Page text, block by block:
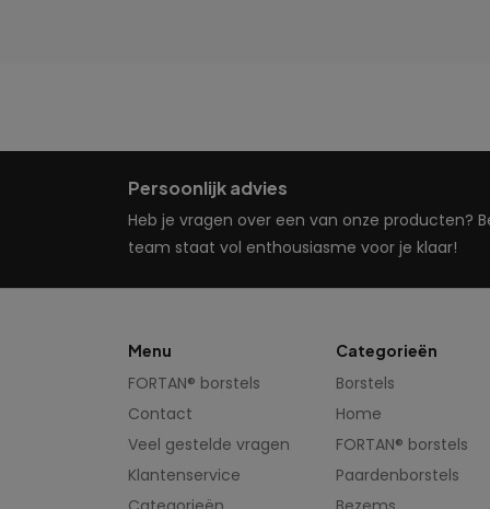
Persoonlijk advies
Heb je vragen over een van onze producten?
team staat vol enthousiasme voor je klaar!
Menu
FORTAN® borstels
Contact
Veel gestelde vragen
Klantenservice
Categorieën
Borstels
Home
FORTAN® borstels
Paardenborstels